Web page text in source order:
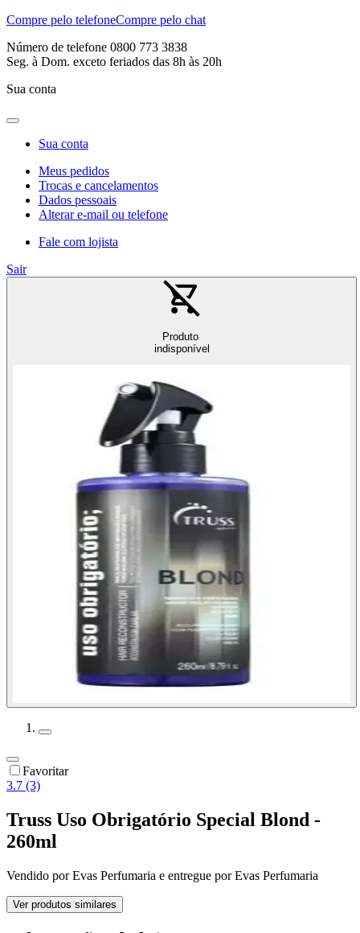
Compre pelo telefoneCompre pelo chat
Número de telefone 0800 773 3838
Seg. à Dom. exceto feriados das 8h às 20h
Sua conta
Sua conta
Meus pedidos
Trocas e cancelamentos
Dados pessoais
Alterar e-mail ou telefone
Fale com lojista
Sair
Produto
indisponível
Favoritar
3.7 (3)
Truss Uso Obrigatório Special Blond -
260ml
Vendido porEvas Perfumaria e entregue por Evas Perfumaria
Ver produtos similares